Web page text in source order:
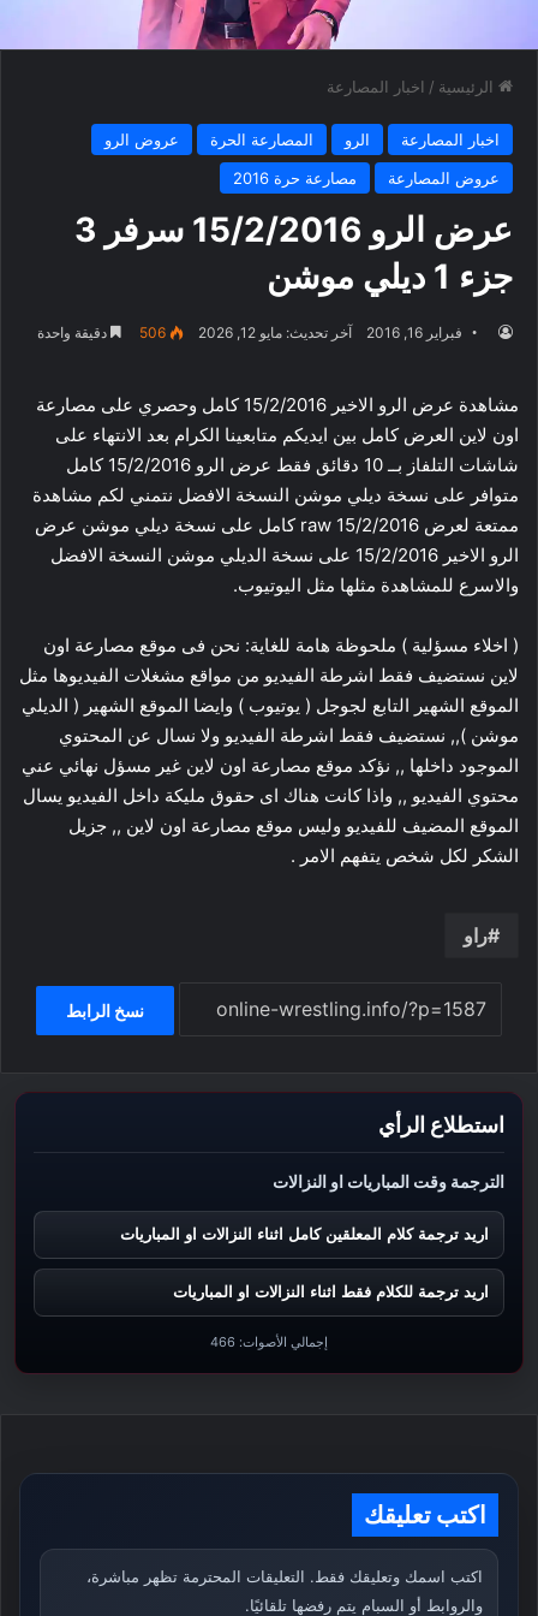
الرئيسية / اخبار المصارعة
اخبار المصارعة الرو المصارعة الحرة
عروض الرو
عروض المصارعة
مصارعة حرة 2016
عرض الرو 15/2/2016 سرفر 3
جزء 1 ديلي موشن
فبراير 16, 2016 آخر تحديث: مايو 12, 2026 506 دقيقة واحدة
مشاهدة عرض الرو الاخير 15/2/2016 كامل وحصري على مصارعة
اون لاين العرض كامل بين ايديكم متابعينا الكرام بعد الانتهاء على
شاشات التلفاز بــ 10 دقائق فقط عرض الرو 15/2/2016 كامل
متوافر على نسخة ديلي موشن النسخة الافضل نتمني لكم مشاهدة
ممتعة لعرض raw 15/2/2016 كامل على نسخة ديلي موشن عرض
الرو الاخير 15/2/2016 على نسخة الديلي موشن النسخة الافضل
والاسرع للمشاهدة مثلها مثل اليوتيوب.
( اخلاء مسؤلية ) ملحوظة هامة للغاية: نحن فى موقع مصارعة اون
لاين نستضيف فقط اشرطة الفيديو من مواقع مشغلات الفيديوها مثل
الموقع الشهير التابع لجوجل ( يوتيوب ) وايضا الموقع الشهير ( الديلي
موشن ),, نستضيف فقط اشرطة الفيديو ولا نسال عن المحتوي
الموجود داخلها ,, نؤكد موقع مصارعة اون لاين غير مسؤل نهائي عني
محتوي الفيديو ,, واذا كانت هناك اى حقوق مليكة داخل الفيديو يسال
الموقع المضيف للفيديو وليس موقع مصارعة اون لاين ,, جزيل
الشكر لكل شخص يتفهم الامر .
راو
نسخ الرابط
استطلاع الرأي
الترجمة وقت المباريات او النزالات
اريد ترجمة كلام المعلقين كامل اثناء النزالات او المباريات
اريد ترجمة للكلام فقط اثناء النزالات او المباريات
إجمالي الأصوات: 466
اكتب تعليقك
اكتب اسمك وتعليقك فقط. التعليقات المحترمة تظهر مباشرة،
والروابط أو السبام يتم رفضها تلقائيًا.